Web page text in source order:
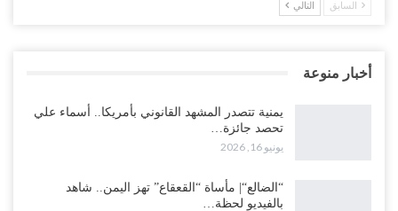
السابق التالي
أخبار منوعة
يمنية تتصدر المشهد القانوني بأمريكا.. أسماء علي
تحصد جائزة…
يونيو 16, 2026
“الضالع“| مأساة “القعقاع” تهز اليمن.. شاهد
بالفيديو لحظة…